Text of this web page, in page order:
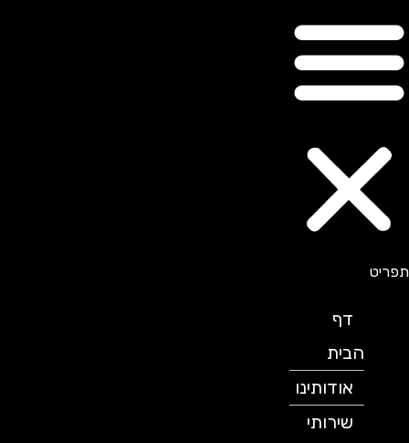
הבית
אודותינו
שירותי